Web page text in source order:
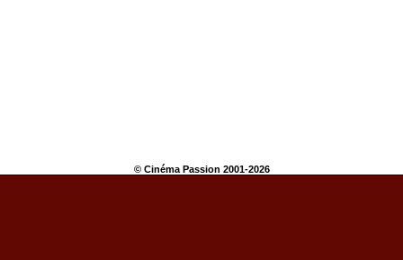
© Cinéma Passion 2001-2026